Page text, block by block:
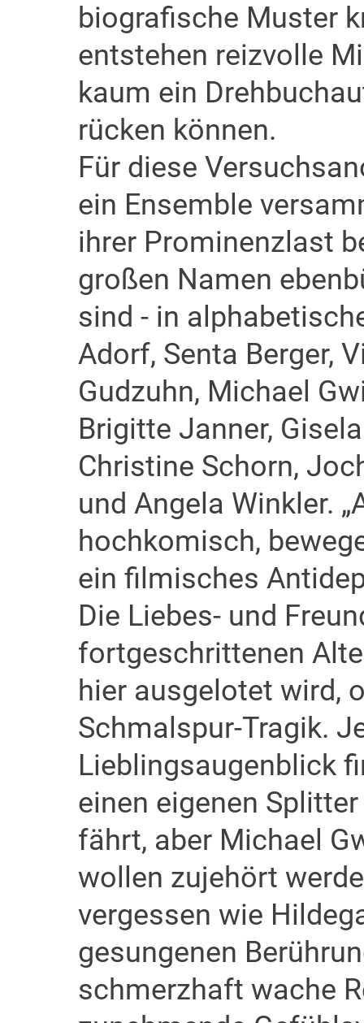
biografische Muster
entstehen reizvolle
kaum ein
rücken können.
Für diese
ein Ensemble
ihrer Prominenzlast
großen Namen
sind - in
Adorf, Senta Berger,
Gudzuhn, Michael
Brigitte Janner,
Christine Schorn,
und Angela Winkler.
hochkomisch,
ein filmisches
Die Liebes- und
fortgeschrittenen
hier ausgelotet wird,
Schmalspur-Tragik.
Lieblingsaugenblick
einen eigenen
fährt, aber Michael
wollen zujehört
vergessen wie
gesungenen
schmerzhaft wache